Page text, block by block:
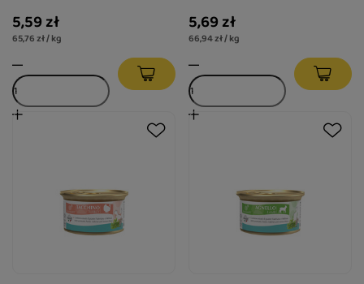
5,59 zł
65,76 zł / kg
5,69 zł
66,94 zł / kg